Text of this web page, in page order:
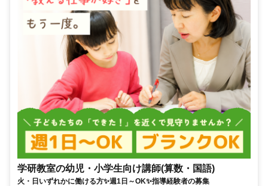
学研教室の幼児・小学生向け講師(算数・国語)
火・日いずれかに働ける方✨週1日～OK✨指導経験者の募集